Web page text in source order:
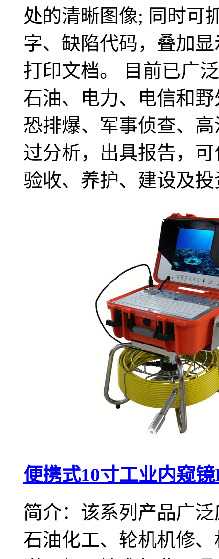
处的清晰图像; 同时可
字、缺陷代码，叠加
打印文档。 目前已广
石油、电力、电信和
恐排爆、军事侦查、
过分析，出具报告，
验收、养护、建设及
便携式10寸工业内窥镜
简介：该系列产品广
石油化工、轮机机修